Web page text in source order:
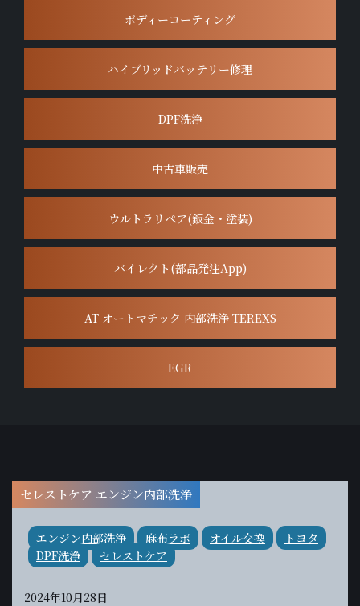
ボディーコーティング
ハイブリッドバッテリー修理
DPF洗浄
中古車販売
ウルトラリペア(鈑金・塗装)
バイレクト(部品発注App)
AT オートマチック 内部洗浄 TEREXS
EGR
セレストケア エンジン内部洗浄
エンジン内部洗浄 麻布ラボ オイル交換
トヨタ
DPF洗浄
セレストケア
2024年10月28日